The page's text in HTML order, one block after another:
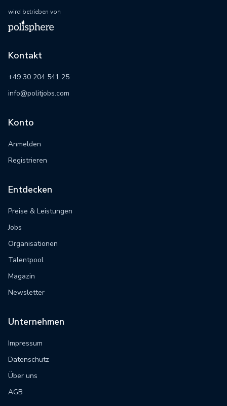
wird betrieben von
Kontakt
+49 30 204 541 25
info@politjobs.com
Konto
Anmelden
Registrieren
Entdecken
Preise & Leistungen
Jobs
Organisationen
Talentpool
Magazin
Newsletter
Unternehmen
Impressum
Datenschutz
Über uns
AGB